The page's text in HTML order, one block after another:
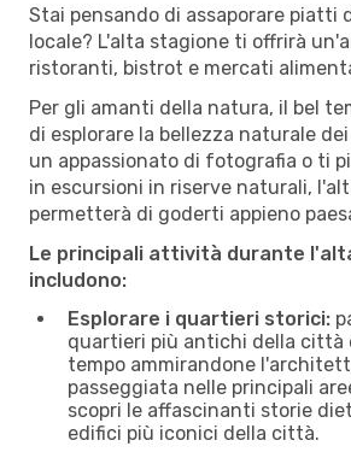
Stai pensando di assaporare piatti
locale? L'alta stagione ti offrirà
ristoranti, bistrot e mercati
Per gli amanti della natura, il bel
di esplorare la bellezza naturale
un appassionato di fotografia o ti
in escursioni in riserve naturali,
permetterà di goderti appieno
Le principali attività durante
includono:
Esplorare i quartieri storici:
quartieri più antichi della città
tempo ammirandone
passeggiata nelle principali
scopri le affascinanti storie
edifici più iconici della città.